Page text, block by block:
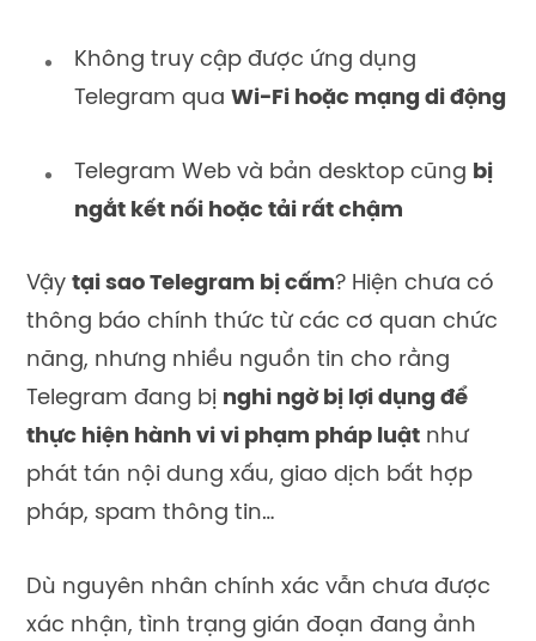
Không truy cập được ứng dụng
Telegram qua Wi-Fi hoặc mạng di động
Telegram Web và bản desktop cũng bị
ngắt kết nối hoặc tải rất chậm
Vậy tại sao Telegram bị cấm? Hiện chưa có
thông báo chính thức từ các cơ quan chức
năng, nhưng nhiều nguồn tin cho rằng
Telegram đang bị nghi ngờ bị lợi dụng để
thực hiện hành vi vi phạm pháp luật như
phát tán nội dung xấu, giao dịch bất hợp
pháp, spam thông tin…
Dù nguyên nhân chính xác vẫn chưa được
xác nhận, tình trạng gián đoạn đang ảnh